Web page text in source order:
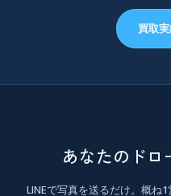
買取
あなたのドロ
LINEで写真を送るだけ。概ね